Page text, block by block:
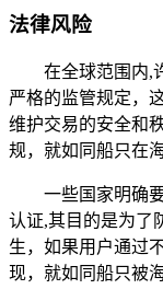
法律风险
在全球范围内,
严格的监管规定，
维护交易的安全和秩
规，就如同船只在
一些国家明确
认证,其目的是为了
生，如果用户通过
现，就如同船只被